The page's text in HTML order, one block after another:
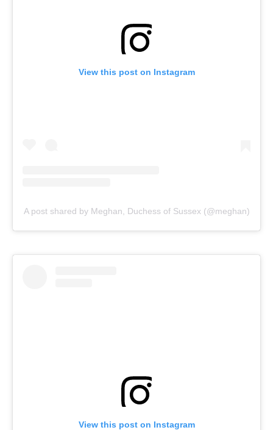
View this post on Instagram
A post shared by Meghan, Duchess of Sussex (@meghan)
View this post on Instagram